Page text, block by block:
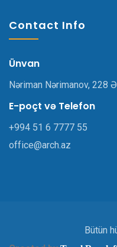
Contact Info
Ünvan
Nəriman Nərimanov, 228
E-poçt və Telefon
+994 51 6 7777 55
office@arch.az
Bütün